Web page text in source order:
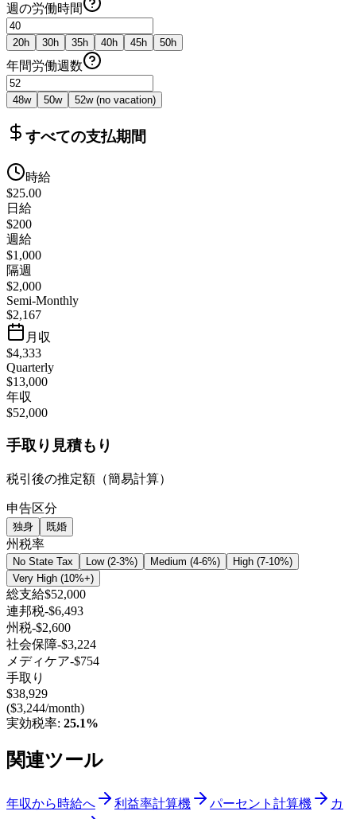
週の労働時間
20h 30h 35h 40h 45h 50h
年間労働週数
48w 50w 52w (no vacation)
すべての支払期間
時給
$25.00
日給
$200
週給
$1,000
隔週
$2,000
Semi-Monthly
$2,167
月収
$4,333
Quarterly
$13,000
年収
$52,000
手取り見積もり
税引後の推定額（簡易計算）
申告区分
独身 既婚
州税率
No State Tax Low (2-3%) Medium (4-6%)
High (7-10%)
Very High (10%+)
総支給$52,000
連邦税-$6,493
州税-$2,600
社会保障-$3,224
メディケア-$754
手取り
$38,929
($3,244/month)
実効税率: 25.1%
関連ツール
年収から時給へ 利益率計算機 パーセント計算機
カ